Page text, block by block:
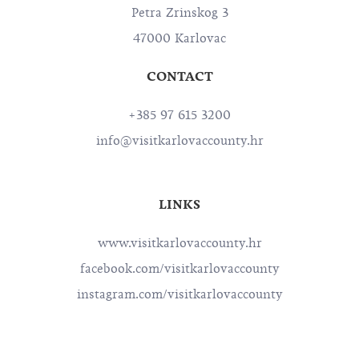
Petra Zrinskog 3
47000 Karlovac
CONTACT
+385 97 615 3200
info@visitkarlovaccounty.hr
LINKS
www.visitkarlovaccounty.hr
facebook.com/visitkarlovaccounty
instagram.com/visitkarlovaccounty